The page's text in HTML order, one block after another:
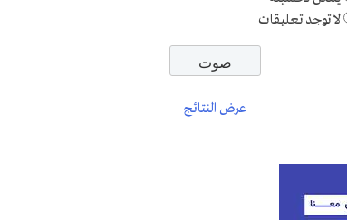
لا توجد تعليقات
عرض النتائج